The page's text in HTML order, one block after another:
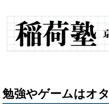
勉強やゲームはオ